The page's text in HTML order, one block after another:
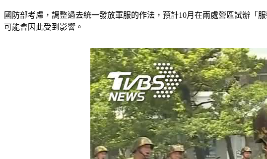
國防部考慮，調整過去統一發放軍服的作法，預計10月在兩處營區試辦「
可能會因此受到影響。